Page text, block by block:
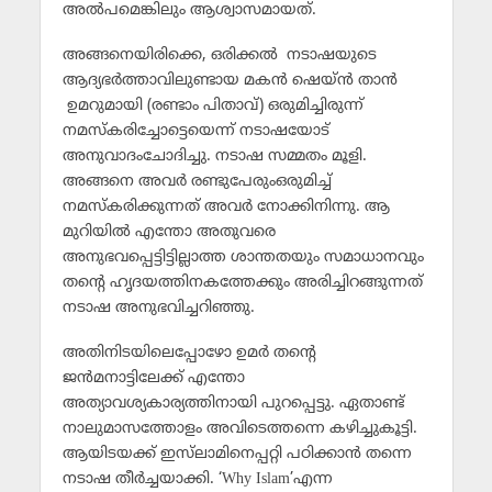
അല്‍പമെങ്കിലും ആശ്വാസമായത്.
അങ്ങനെയിരിക്കെ, ഒരിക്കല്‍ നടാഷയുടെ
ആദ്യഭര്‍ത്താവിലുണ്ടായ മകന്‍ ഷെയ്ന്‍ താന്‍
ഉമറുമായി (രണ്ടാം പിതാവ്) ഒരുമിച്ചിരുന്ന്
നമസ്‌കരിച്ചോട്ടെയെന്ന് നടാഷയോട്
അനുവാദംചോദിച്ചു. നടാഷ സമ്മതം മൂളി.
അങ്ങനെ അവര്‍ രണ്ടുപേരുംഒരുമിച്ച്
നമസ്‌കരിക്കുന്നത് അവര്‍ നോക്കിനിന്നു. ആ
മുറിയില്‍ എന്തോ അതുവരെ
അനുഭവപ്പെട്ടിട്ടില്ലാത്ത ശാന്തതയും സമാധാനവും
തന്റെ ഹൃദയത്തിനകത്തേക്കും അരിച്ചിറങ്ങുന്നത്
നടാഷ അനുഭവിച്ചറിഞ്ഞു.
അതിനിടയിലെപ്പോഴോ ഉമര്‍ തന്റെ
ജന്‍മനാട്ടിലേക്ക് എന്തോ
അത്യാവശ്യകാര്യത്തിനായി പുറപ്പെട്ടു. ഏതാണ്ട്
നാലുമാസത്തോളം അവിടെത്തന്നെ കഴിച്ചുകൂട്ടി.
ആയിടയക്ക് ഇസ്‌ലാമിനെപ്പറ്റി പഠിക്കാന്‍ തന്നെ
നടാഷ തീര്‍ച്ചയാക്കി. ‘Why Islam’എന്ന